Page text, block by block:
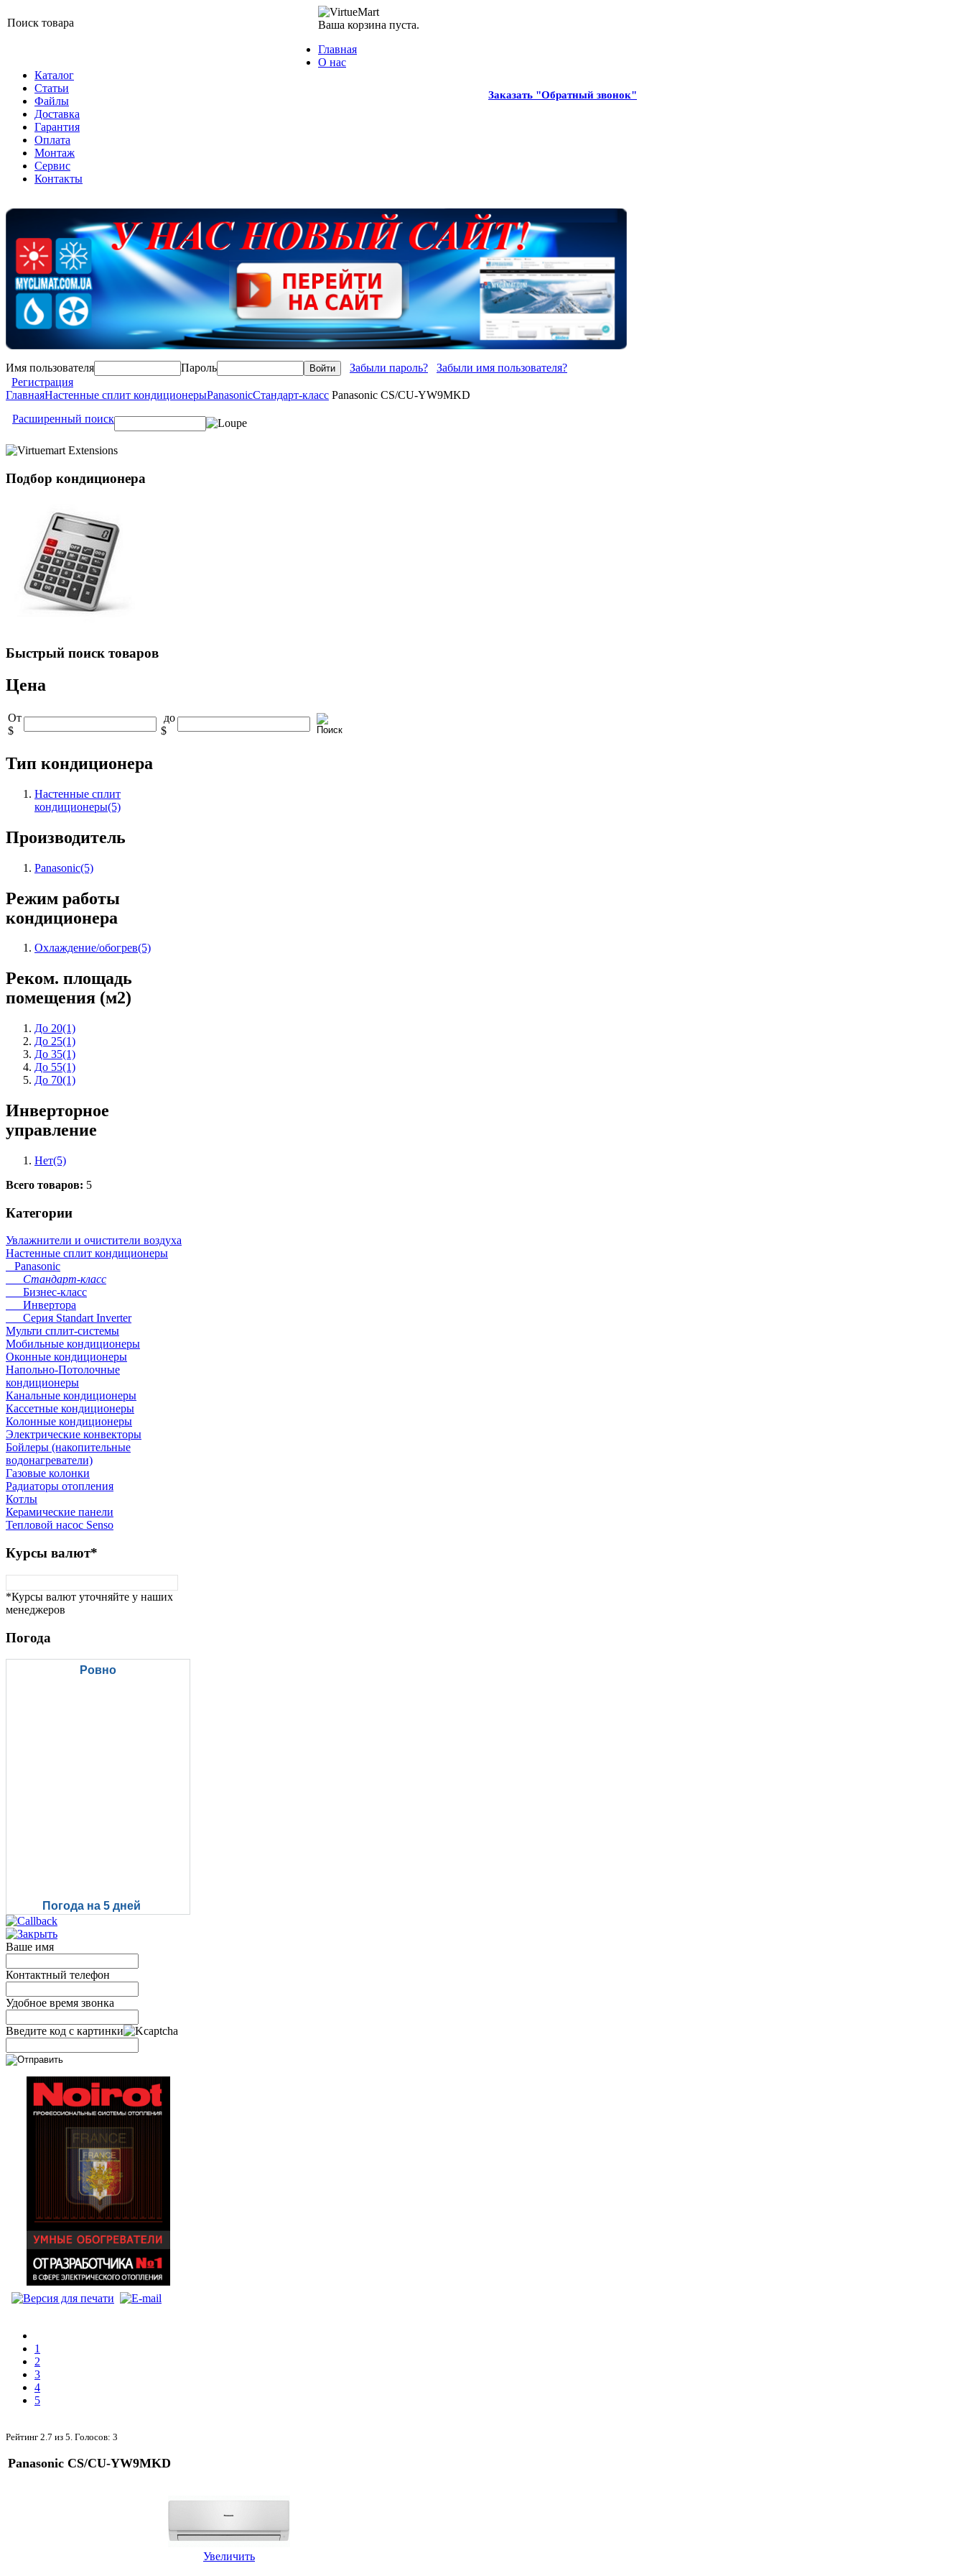
Ваша корзина пуста.
Заказать "Обратный звонок"
Главная
О нас
Каталог
Статьи
Файлы
Доставка
Гарантия
Оплата
Монтаж
Сервис
Контакты
Имя пользователя Пароль Забыли пароль?
Забыли имя пользователя?
Регистрация
ГлавнаяНастенные сплит кондиционерыPanasonicСтандарт-класс Panasonic CS/CU-YW9MKD
Поиск товара
Расширенный поиск
Подбор кондиционера
Быстрый поиск товаров
Цена
От
$
до
$
Тип кондиционера
Настенные сплит
кондиционеры(5)
Производитель
Panasonic(5)
Режим работы
кондиционера
Охлаждение/обогрев(5)
Реком. площадь
помещения (м2)
До 20(1)
До 25(1)
До 35(1)
До 55(1)
До 70(1)
Инверторное
управление
Нет(5)
Всего товаров: 5
Категории
Увлажнители и очистители воздуха
Настенные сплит кондиционеры
Panasonic
Стандарт-класс
Бизнес-класс
Инвертора
Серия Standart Inverter
Мульти сплит-системы
Мобильные кондиционеры
Оконные кондиционеры
Напольно-Потолочные
кондиционеры
Канальные кондиционеры
Кассетные кондиционеры
Колонные кондиционеры
Электрические конвекторы
Бойлеры (накопительные
водонагреватели)
Газовые колонки
Радиаторы отопления
Котлы
Керамические панели
Тепловой насос Senso
Курсы валют*
*Курсы валют уточняйте у наших
менеджеров
Погода
Ровно
Погода на 5 дней
Ваше имя
Контактный телефон
Удобное время звонка
Введите код с картинки
1
2
3
4
5
Рейтинг 2.7 из 5. Голосов: 3
Panasonic CS/CU-YW9MKD
Увеличить